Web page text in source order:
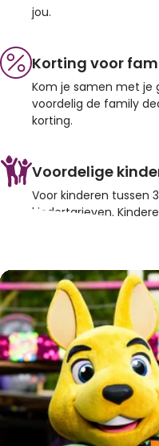
jou.
Korting voor
Kom je samen met je
voordelig de family
korting.
Voordelige
Voor kinderen tussen
kindertarieven.